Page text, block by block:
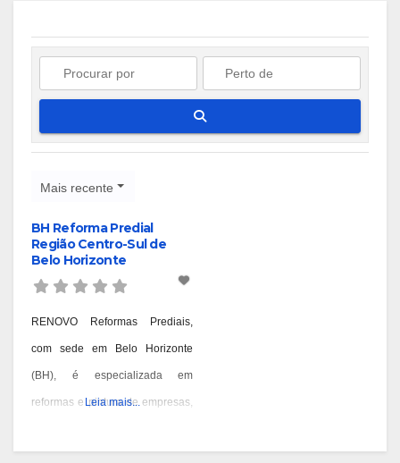
Mais recente
BH Reforma Predial
Região Centro-Sul de
Belo Horizonte
RENOVO Reformas Prediais,
com sede em Belo Horizonte
(BH), é especializada em
reformas e pintura de empresas,
experiência desde 1978 e são
Leia mais...